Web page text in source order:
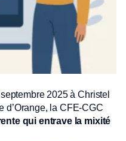
2025 à Christel
d’Orange, la CFE-CGC
qui entrave la mixité